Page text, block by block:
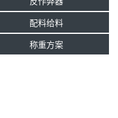
配料给料
称重方案